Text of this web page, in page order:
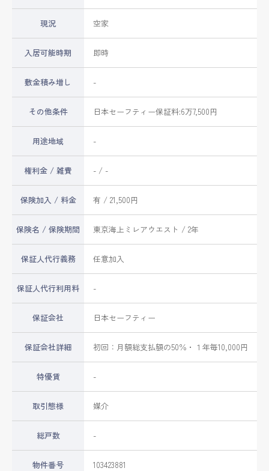
現況 空家
入居可能時期 即時
敷金積み増し -
その他条件 日本セーフティー保証料:6万7,500円
用途地域 -
権利金 / 雑費 - / -
保険加入 / 料金 有 / 21,500円
保険名 / 保険期間 東京海上ミレアウエスト / 2年
保証人代行義務 任意加入
保証人代行利用料 -
保証会社 日本セーフティー
保証会社詳細 初回：月額総支払額の50％・１年毎10,000円
特優賃 -
取引態様 媒介
総戸数 -
物件番号 103423881